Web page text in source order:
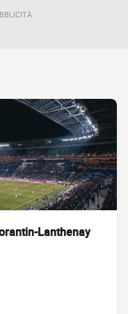
Lanthenay